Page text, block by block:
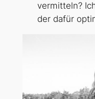
vermitteln?
der dafür